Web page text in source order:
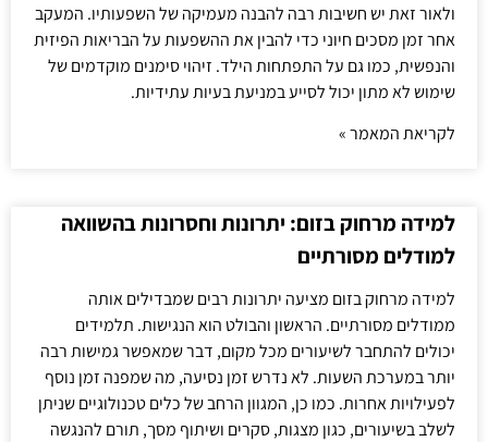
ולאור זאת יש חשיבות רבה להבנה מעמיקה של השפעותיו. המעקב
אחר זמן מסכים חיוני כדי להבין את ההשפעות על הבריאות הפיזית
והנפשית, כמו גם על התפתחות הילד. זיהוי סימנים מוקדמים של
שימוש לא מתון יכול לסייע במניעת בעיות עתידיות.
לקריאת המאמר »
למידה מרחוק בזום: יתרונות וחסרונות בהשוואה
למודלים מסורתיים
למידה מרחוק בזום מציעה יתרונות רבים שמבדילים אותה
ממודלים מסורתיים. הראשון והבולט הוא הנגישות. תלמידים
יכולים להתחבר לשיעורים מכל מקום, דבר שמאפשר גמישות רבה
יותר במערכת השעות. לא נדרש זמן נסיעה, מה שמפנה זמן נוסף
לפעילויות אחרות. כמו כן, המגוון הרחב של כלים טכנולוגיים שניתן
לשלב בשיעורים, כגון מצגות, סקרים ושיתוף מסך, תורם להנגשה